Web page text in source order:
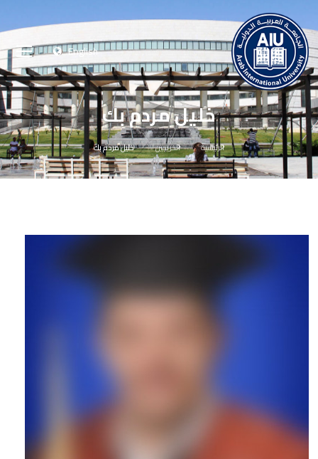
English
خليل مردم بك
الرئيسية الخريجين خليل مردم بك